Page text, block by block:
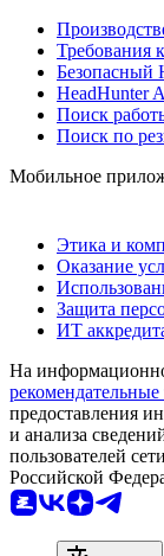
Требования
Безопасный
HeadHunter
Поиск
Поиск по
Мобильное
Этика и
Оказание
Защита
ИТ
На
предоставления
и анализа
пользователей
Российской